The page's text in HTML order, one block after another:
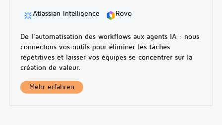
Atlassian Intelligence Rovo
De l'automatisation des workflows aux agents IA : nous
connectons vos outils pour éliminer les tâches
répétitives et laisser vos équipes se concentrer sur la
création de valeur.
Mehr erfahren